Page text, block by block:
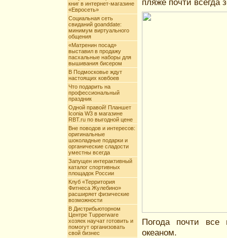
книг в интернет-магазине
«Евросеть»
Социальная сеть
свиданий goanddate:
минимум виртуального
общения
«Матренин посад»
выставил в продажу
пасхальные наборы для
вышивания бисером
В Подмосковье ждут
настоящих ковбоев
Что подарить на
профессиональный
праздник
Одной правой! Планшет
Iconia W3 в магазине
RBT.ru по выгодной цене
Вне поводов и интересов:
оригинальные
шоколадные подарки и
органические сладости
уместны всегда
Запущен интерактивный
каталог спортивных
площадок России
Клуб «Территория
Фитнеса Жулебино»
расширяет физические
возможности
В Дистрибьюторном
Центре Tupperware
хозяек научат готовить и
помогут организовать
свой бизнес
пляже почти всегда
Погода почти
океаном.